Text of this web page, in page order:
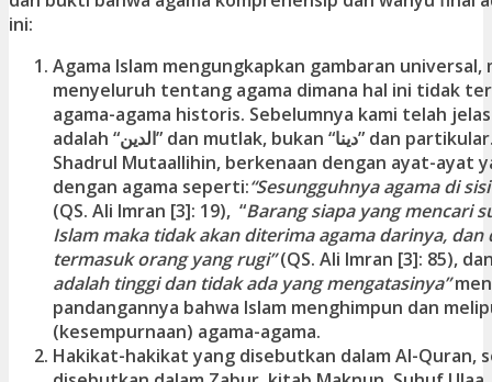
ini:
Agama Islam mengungkapkan gambaran universal,
menyeluruh tentang agama dimana hal ini tidak
agama-agama historis. Sebelumnya kami telah
adalah “الدین” dan mutlak, bukan “دینا” dan partikular. Filosof besar Islam
Shadrul Mutaallihin, berkenaan dengan ayat-ayat
dengan agama seperti:“Sesungguhnya agama di
(QS. Ali Imran [3]: 19), “Barang siapa yang mencari
Islam maka tidak akan diterima agama darinya, dan
termasuk orang yang rugi”(QS. Ali Imran [3]: 85),
adalah tinggi dan tidak ada yang mengatasinya”
pandangannya bahwa Islam menghimpun dan
(kesempurnaan) agama-agama.
Hakikat-hakikat yang disebutkan dalam Al-Quran,